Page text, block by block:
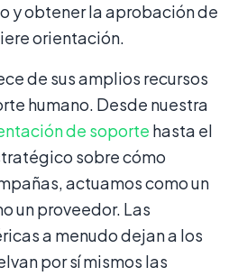
y obtener la aprobación de
orientación.
de sus amplios recursos
humano. Desde nuestra
de soporte hasta el
sobre cómo
actuamos como un
un proveedor. Las
a menudo dejan a los
por sí mismos las